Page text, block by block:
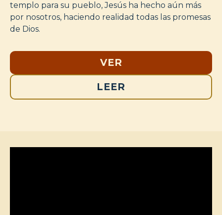
templo para su pueblo, Jesús ha hecho aún más
por nosotros, haciendo realidad todas las promesas
de Dios.
VER
LEER